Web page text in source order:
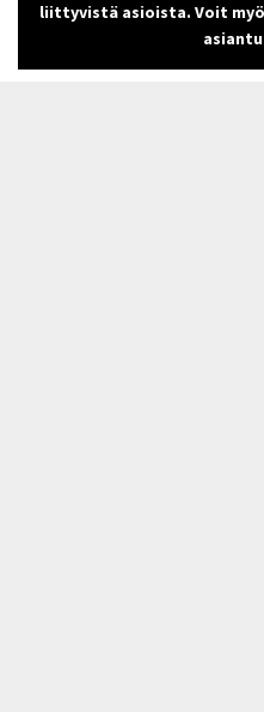
liittyvistä asioista. Voit